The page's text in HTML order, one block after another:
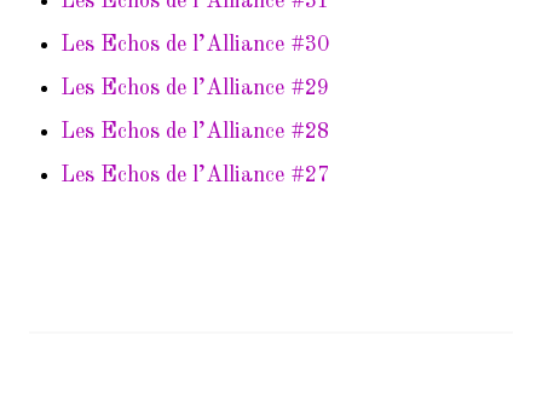
Les Echos de l’Alliance #30
Les Echos de l’Alliance #29
Les Echos de l’Alliance #28
Les Echos de l’Alliance #27